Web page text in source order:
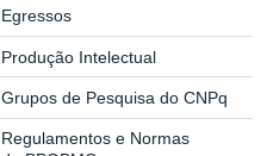
Egressos
Produção Intelectual
Grupos de Pesquisa do CNPq
Regulamentos e Normas